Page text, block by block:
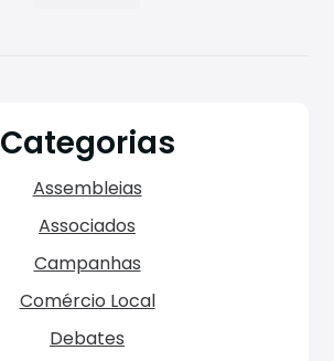
Categorias
Assembleias
Associados
Campanhas
Comércio Local
Debates